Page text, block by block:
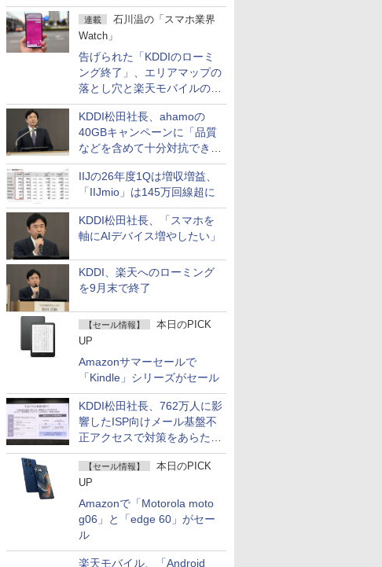
連載
石川温の「スマホ業界
Watch」
告げられた「KDDIのローミ
ング終了」、エリアマップの
落とし穴と楽天モバイルの課
題
KDDI松田社長、ahamoの
40GBキャンペーンに「品質
などを含めて十分対抗でき
る」
IIJの26年度1Qは増収増益、
「IIJmio」は145万回線超に
KDDI松田社長、「スマホを
軸にAIデバイス増やしたい」
KDDI、楽天へのローミング
を9月末で終了
【セール情報】
本日のPICK
UP
Amazonサマーセールで
「Kindle」シリーズがセール
KDDI松田社長、762万人に影
響したISP向けメール基盤不
正アクセスで対策をあらため
て説明
【セール情報】
本日のPICK
UP
Amazonで「Motorola moto
g06」と「edge 60」がセー
ル
楽天モバイル、「Android